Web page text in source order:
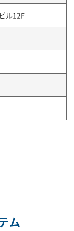
ル12F
ム